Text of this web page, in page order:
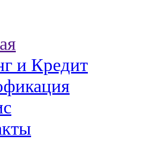
и Кредит